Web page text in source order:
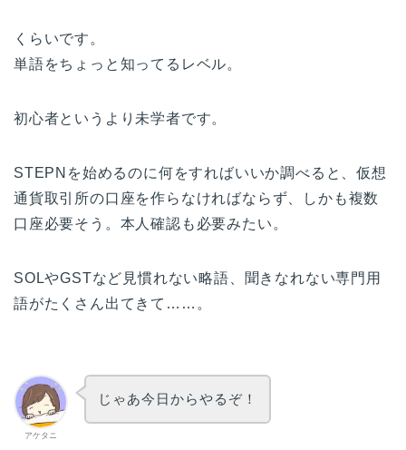
くらいです。
単語をちょっと知ってるレベル。
初心者というより未学者です。
STEPNを始めるのに何をすればいいか調べると、仮想
通貨取引所の口座を作らなければならず、しかも複数
口座必要そう。本人確認も必要みたい。
SOLやGSTなど見慣れない略語、聞きなれない専門用
語がたくさん出てきて……。
アケタニ
じゃあ今日からやるぞ！